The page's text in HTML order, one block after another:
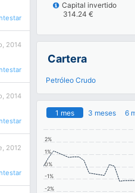
2014
2014
2012
Capital invertido
314.24 €
Cartera
Petróleo Crudo
-2%
-1%
0%
1%
2%
1 mes 3 meses 6